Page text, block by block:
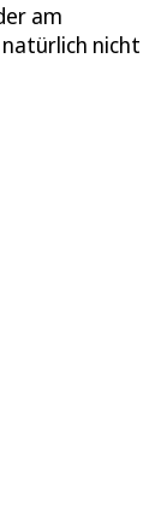
am
nicht